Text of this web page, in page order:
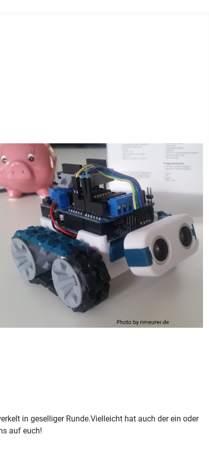
in geselliger Runde.Vielleicht hat auch der ein oder
auf euch!